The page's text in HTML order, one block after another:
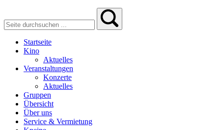
Startseite
Kino
Aktuelles
Veranstaltungen
Konzerte
Aktuelles
Gruppen
Übersicht
Über uns
Service & Vermietung